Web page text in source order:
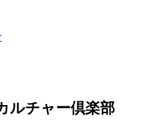
ルチャー倶楽部